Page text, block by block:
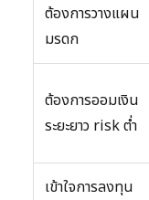
ต้องการวางแผน
มรดก
ต้องการออมเงิน
ระยะยาว risk ต่ำ
เข้าใจการลงทุน